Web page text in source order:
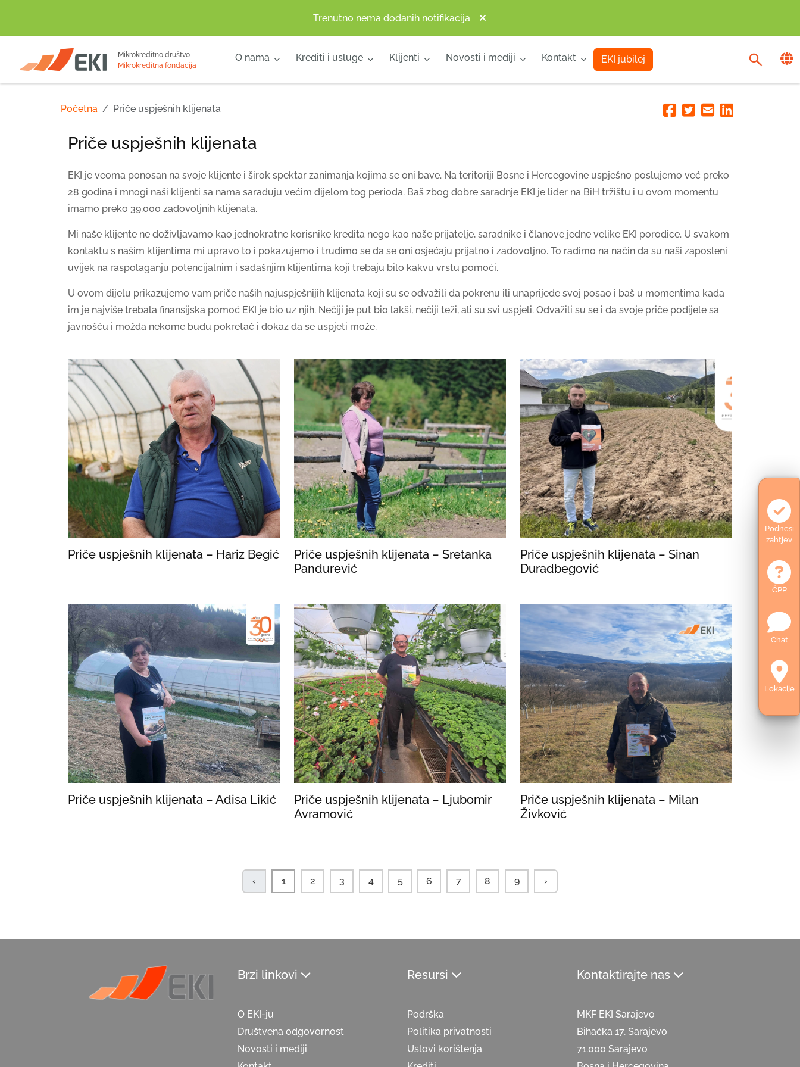
Trenutno nema dodanih notifikacija
POČETNA
Mikrokreditno društvo
Mikrokreditna fondacija
O nama Krediti i usluge Klijenti Novosti i mediji Kontakt EKI jubilej
Podnesi
zahtjev
ČPP
Chat
Lokacije
Početna Priče uspješnih klijenata Facebook
TwitterEmailLinkedin
Priče uspješnih klijenata
EKI je veoma ponosan na svoje klijente i širok spektar zanimanja kojima se oni bave. Na teritoriji Bosne i Hercegovine uspješno poslujemo već preko
28 godina i mnogi naši klijenti sa nama sarađuju većim dijelom tog perioda. Baš zbog dobre saradnje EKI je lider na BiH tržištu i u ovom momentu
imamo preko 39.000 zadovoljnih klijenata.
Mi naše klijente ne doživljavamo kao jednokratne korisnike kredita nego kao naše prijatelje, saradnike i članove jedne velike EKI porodice. U svakom
kontaktu s našim klijentima mi upravo to i pokazujemo i trudimo se da se oni osjećaju prijatno i zadovoljno. To radimo na način da su naši zaposleni
uvijek na raspolaganju potencijalnim i sadašnjim klijentima koji trebaju bilo kakvu vrstu pomoći.
U ovom dijelu prikazujemo vam priče naših najuspješnijih klijenata koji su se odvažili da pokrenu ili unaprijede svoj posao i baš u momentima kada
im je najviše trebala finansijska pomoć EKI je bio uz njih. Nečiji je put bio lakši, nečiji teži, ali su svi uspjeli. Odvažili su se i da svoje priče podijele sa
javnošću i možda nekome budu pokretač i dokaz da se uspjeti može.
Priče uspješnih klijenata – Hariz Begić
Priče uspješnih klijenata – Sretanka
Pandurević
Priče uspješnih klijenata – Sinan
Duradbegović
Priče uspješnih klijenata – Adisa Likić
Priče uspješnih klijenata – Ljubomir
Avramović
Priče uspješnih klijenata – Milan
Živković
‹ 1 2 3 4 5 6 7 8 9 ›
Brzi linkovi
O EKI-ju
Društvena odgovornost
Novosti i mediji
Resursi
Podrška
Politika privatnosti
Uslovi korištenja
Kontaktirajte nas
MKF EKI Sarajevo
Bihaćka 17, Sarajevo
71.000 Sarajevo